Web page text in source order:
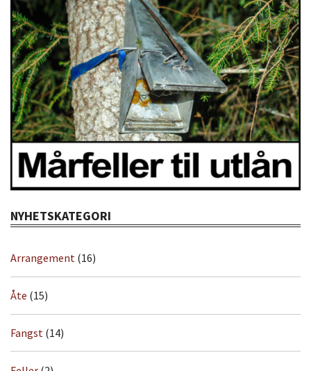
NYHETSKATEGORI
Arrangement (16)
Åte (15)
Fangst (14)